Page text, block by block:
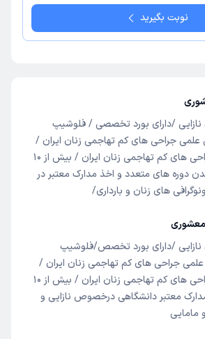
نوبت بگیرید
/دارای بورد تخصصی / فلوشیپ
علمی جراحی های کم تهاجمی زنان ایران /
عضو انجمن علمی جراحی های کم تهاجمی زنان ایران / بیش از 10
دوره های متعدد و اخذ مدارک معتبر در
های زنان و بارداری/
معشوری
/دارای بورد تخصص/فلوشیپ
علمی جراحی های کم تهاجمی زنان ایران /
عضو انجمن علمی جراحی های کم تهاجمی زنان ایران / بیش از 10
معتبر دانشگاهی درخصوص نازایی و
مامایی